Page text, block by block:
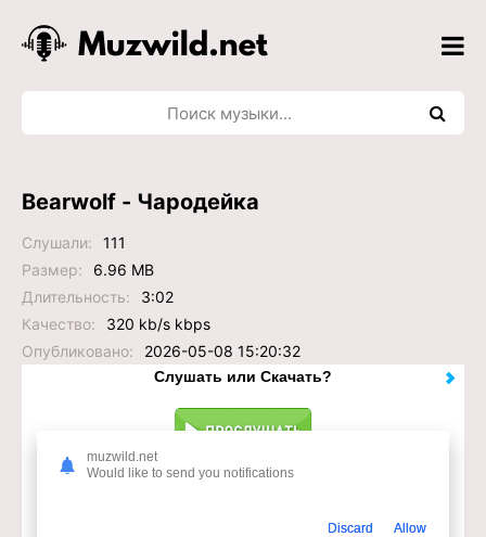
Bearwolf - Чародейка
Слушали:
111
Размер:
6.96 MB
Длительность:
3:02
Качество:
320 kb/s kbps
Опубликовано:
2026-05-08 15:20:32
Слушать или Скачать?
muzwild.net
Would like to send you notifications
Discard Allow